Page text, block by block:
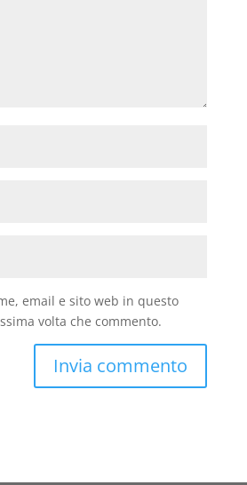
email e sito web in questo
volta che commento.